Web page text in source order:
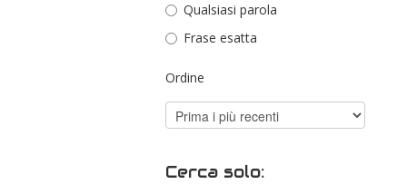
Qualsiasi parola
Frase esatta
Ordine
Cerca solo: